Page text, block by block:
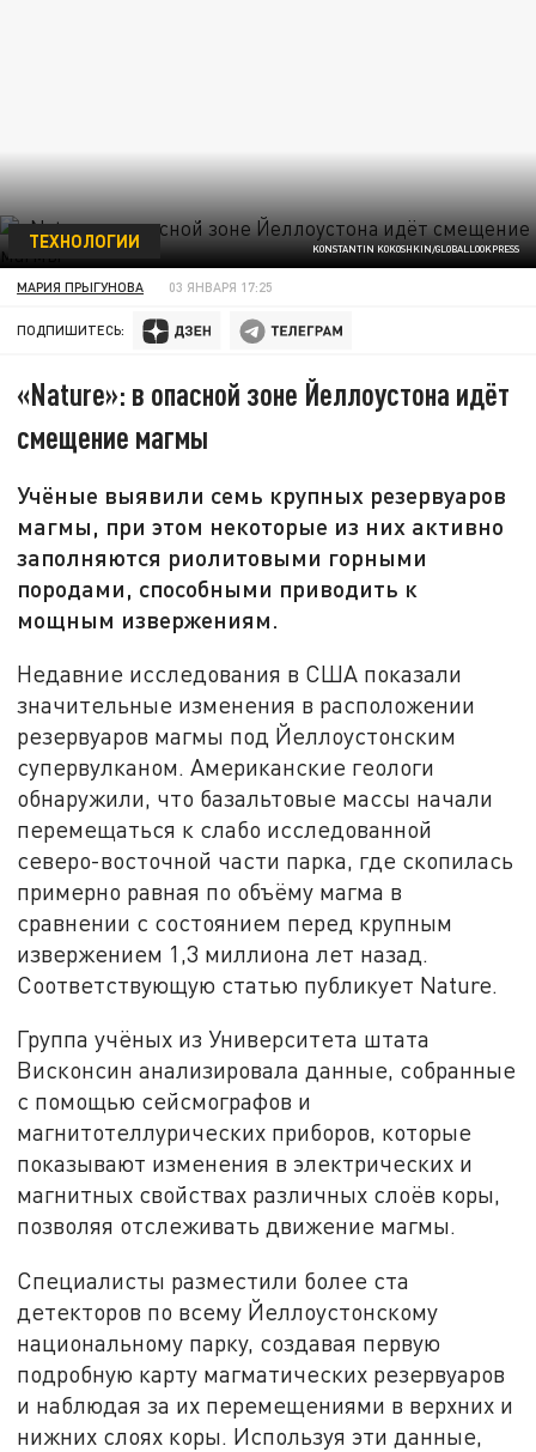
KONSTANTIN KOKOSHKIN/GLOBALLOOKPRESS
ТЕХНОЛОГИИ
МАРИЯ ПРЫГУНОВА 03 ЯНВАРЯ 17:25
ПОДПИШИТЕСЬ:
«Nature»: в опасной зоне Йеллоустона идёт
смещение магмы
Учёные выявили семь крупных резервуаров
магмы, при этом некоторые из них активно
заполняются риолитовыми горными
породами, способными приводить к
мощным извержениям.
Недавние исследования в США показали
значительные изменения в расположении
резервуаров магмы под Йеллоустонским
супервулканом. Американские геологи
обнаружили, что базальтовые массы начали
перемещаться к слабо исследованной
северо-восточной части парка, где скопилась
примерно равная по объёму магма в
сравнении с состоянием перед крупным
извержением 1,3 миллиона лет назад.
Соответствующую статью публикует Nature.
Группа учёных из Университета штата
Висконсин анализировала данные, собранные
с помощью сейсмографов и
магнитотеллурических приборов, которые
показывают изменения в электрических и
магнитных свойствах различных слоёв коры,
позволяя отслеживать движение магмы.
Специалисты разместили более ста
детекторов по всему Йеллоустонскому
национальному парку, создавая первую
подробную карту магматических резервуаров
и наблюдая за их перемещениями в верхних и
нижних слоях коры. Используя эти данные,